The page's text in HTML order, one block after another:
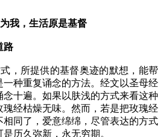
我，生活原是基督
路
，所提供的基督奥迹的默想，能帮
一种重复诵念的方法。经文以圣母经
十遍。如果以肤浅的方式来看这种
瑰经枯燥无味。然而，若是把玫瑰经
同了，爱意绵绵，尽管表达的方式
历久弥新，永无穷期。